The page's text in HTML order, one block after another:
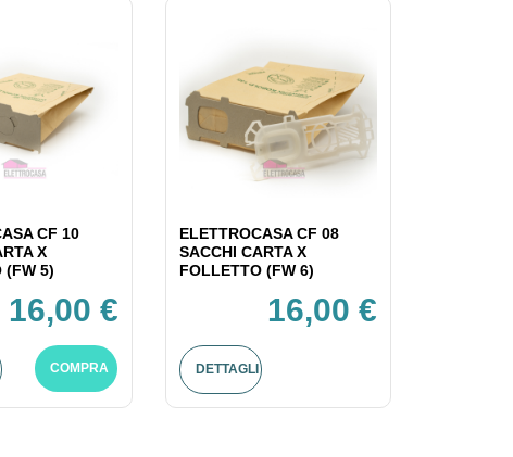
CF 10
X
(FW 5)
16,00 €
COMPRA
ELETTROCASA CF 08
SACCHI CARTA X
FOLLETTO (FW 6)
16,00 €
DETTAGLI